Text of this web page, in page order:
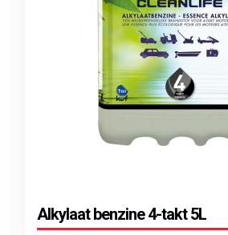
Alkylaat benzine 4-takt 5L